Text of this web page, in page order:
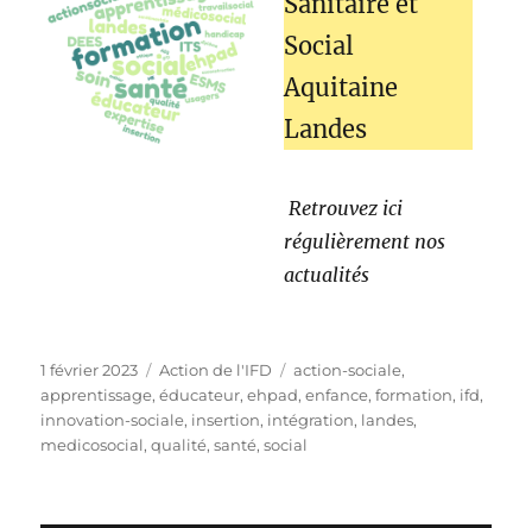
Social
Aquitaine
Landes
Retrouvez ici
régulièrement nos
actualités
1 février 2023 Action de l'IFD action-sociale,
apprentissage,éducateur,ehpad,enfance,formation, ifd,
innovation-sociale, insertion, intégration, landes,
medicosocial,qualité,santé,social